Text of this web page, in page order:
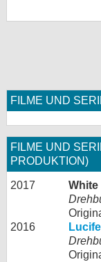
FILME UND
FILME UND
PRODUKTION)
2017 White
2016